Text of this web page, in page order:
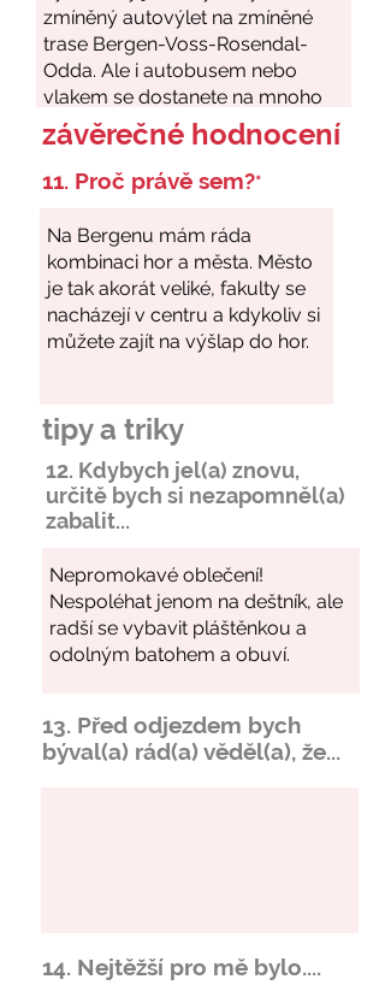
závěrečné hodnocení
11. Proč právě sem?*
tipy a triky
12. Kdybych jel(a) znovu,
určitě bych si nezapomněl(a)
zabalit...
13. Před odjezdem bych
býval(a) rád(a) věděl(a), že...
14. Nejtěžší pro mě bylo....